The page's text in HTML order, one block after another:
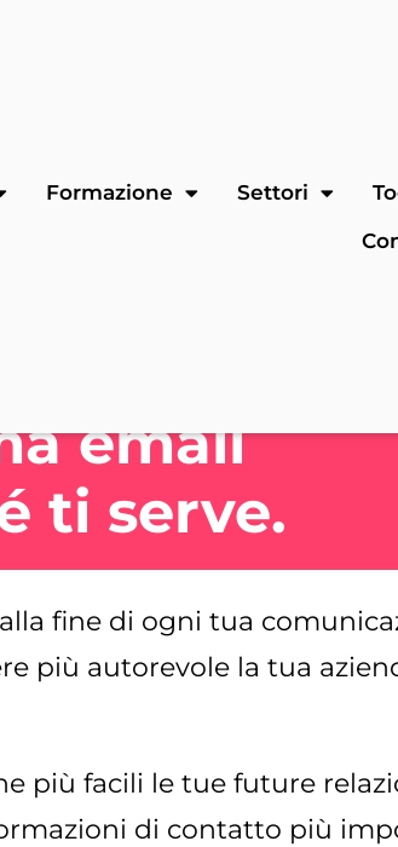
Formazione Settori
email
ti serve.
fine di ogni tua
più autorevole la tua
più facili le tue future
di contatto più